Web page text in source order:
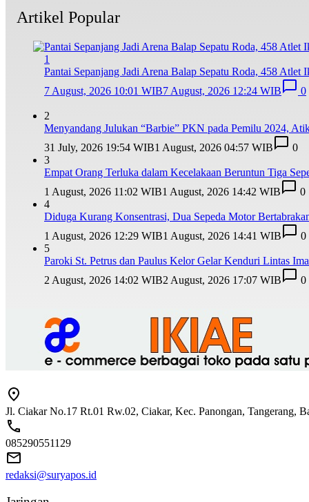
Artikel Popular
1
Pantai Sepanjang Jadi Arena Balap Sepatu Roda, 458
7 August, 2026 10:01 WIB7 August, 2026 12:24 WIB 0
2
Menyandang Julukan “Barbie” PKN pada Pemilu 2024,
31 July, 2026 19:54 WIB1 August, 2026 04:57 WIB
0
3
Empat Orang Terluka dalam Kecelakaan Beruntun Tiga
1 August, 2026 11:02 WIB1 August, 2026 14:42 WIB
0
4
Diduga Kurang Konsentrasi, Dua Sepeda Motor
1 August, 2026 12:29 WIB1 August, 2026 14:41 WIB
0
5
Paroki St. Petrus dan Paulus Kelor Gelar Kenduri Lintas
2 August, 2026 14:02 WIB2 August, 2026 17:07 WIB 0
Jl. Ciakar No.17 Rt.01 Rw.02, Ciakar, Kec. Panongan, Tangerang,
085290551129
redaksi@suryapos.id